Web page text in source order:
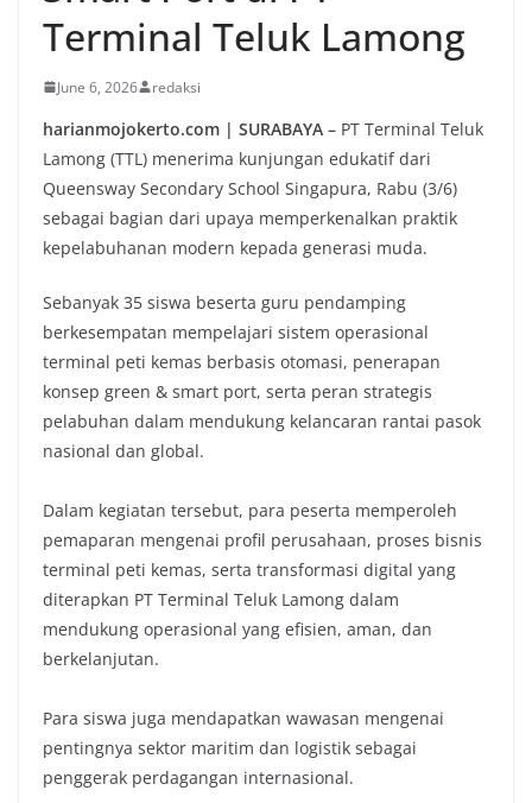
Terminal Teluk Lamong
June 6, 2026 redaksi
harianmojokerto.com | SURABAYA – PT Terminal Teluk
Lamong (TTL) menerima kunjungan edukatif dari
Queensway Secondary School Singapura, Rabu (3/6)
sebagai bagian dari upaya memperkenalkan praktik
kepelabuhanan modern kepada generasi muda.
Sebanyak 35 siswa beserta guru pendamping
berkesempatan mempelajari sistem operasional
terminal peti kemas berbasis otomasi, penerapan
konsep green & smart port, serta peran strategis
pelabuhan dalam mendukung kelancaran rantai pasok
nasional dan global.
Dalam kegiatan tersebut, para peserta memperoleh
pemaparan mengenai profil perusahaan, proses bisnis
terminal peti kemas, serta transformasi digital yang
diterapkan PT Terminal Teluk Lamong dalam
mendukung operasional yang efisien, aman, dan
berkelanjutan.
Para siswa juga mendapatkan wawasan mengenai
pentingnya sektor maritim dan logistik sebagai
penggerak perdagangan internasional.